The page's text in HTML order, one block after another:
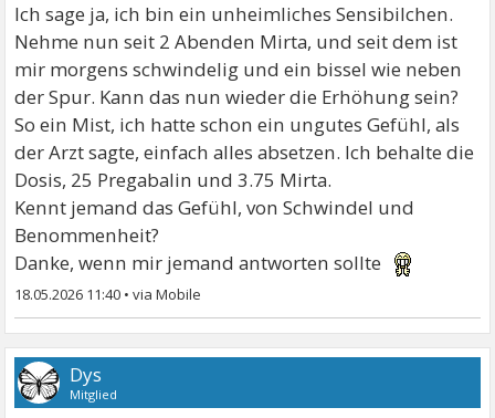
Ich sage ja, ich bin ein unheimliches Sensibilchen.
Nehme nun seit 2 Abenden Mirta, und seit dem ist
mir morgens schwindelig und ein bissel wie neben
der Spur. Kann das nun wieder die Erhöhung sein?
So ein Mist, ich hatte schon ein ungutes Gefühl, als
der Arzt sagte, einfach alles absetzen. Ich behalte die
Dosis, 25 Pregabalin und 3.75 Mirta.
Kennt jemand das Gefühl, von Schwindel und
Benommenheit?
Danke, wenn mir jemand antworten sollte
18.05.2026 11:40 •
Dys
Mitglied